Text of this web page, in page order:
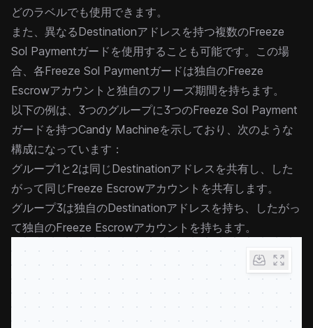
どのラベルでも使用できます。
また、異なるDestinationアドレスを持つ複数のFreeze
Sol Paymentガードを使用することも可能です。この場
合、各Freeze Sol Paymentガードは独自のFreeze
Escrowアカウントと独自のフリーズ期間を持ちます。
以下の例は、3つのグループに3つのFreeze Sol Payment
ガードを持つCandy Machineを示しており、次のような
構成になっています：
グループ1と2は同じDestinationアドレスを共有し、した
がって同じFreeze Escrowアカウントを共有します。
グループ3は独自のDestinationアドレスを持ち、したがっ
て独自のFreeze Escrowアカウントを持ちます。